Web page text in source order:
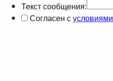
Текст сообщения:
Согласен сусловиями